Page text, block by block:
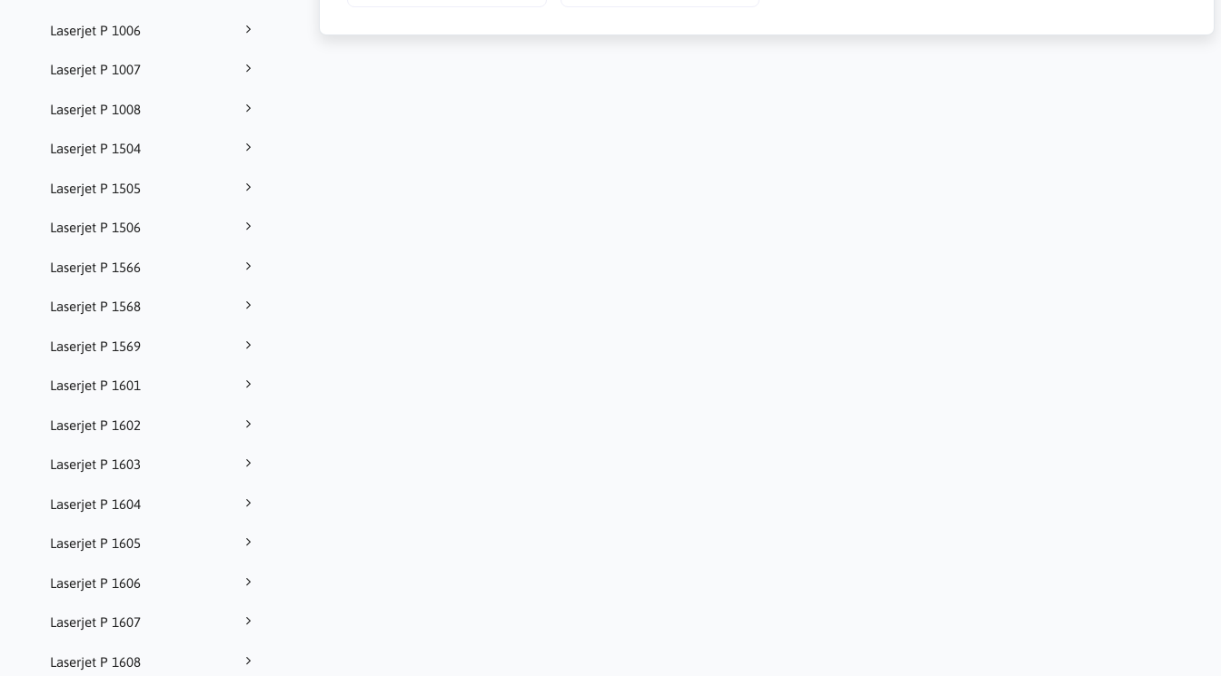
Laserjet P 1006
Laserjet P 1007
Laserjet P 1008
Laserjet P 1504
Laserjet P 1505
Laserjet P 1506
Laserjet P 1566
Laserjet P 1568
Laserjet P 1569
Laserjet P 1601
Laserjet P 1602
Laserjet P 1603
Laserjet P 1604
Laserjet P 1605
Laserjet P 1606
Laserjet P 1607
Laserjet P 1608